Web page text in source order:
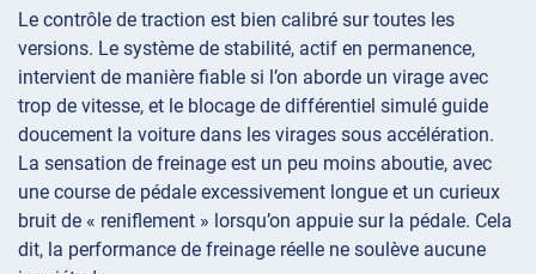
Le contrôle de traction est bien calibré sur toutes les
versions. Le système de stabilité, actif en permanence,
intervient de manière fiable si l’on aborde un virage avec
trop de vitesse, et le blocage de différentiel simulé guide
doucement la voiture dans les virages sous accélération.
La sensation de freinage est un peu moins aboutie, avec
une course de pédale excessivement longue et un curieux
bruit de « reniflement » lorsqu’on appuie sur la pédale. Cela
dit, la performance de freinage réelle ne soulève aucune